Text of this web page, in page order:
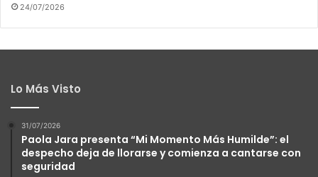
24/07/2026
Lo Más Visto
31/07/2026
Paola Jara presenta “Mi Momento Más Humilde”: el
despecho deja de llorarse y comienza a cantarse con
seguridad